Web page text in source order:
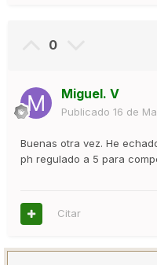
0
Miguel. V
Publicado 16 de
Buenas otra vez. He
ph regulado a 5 para
Citar